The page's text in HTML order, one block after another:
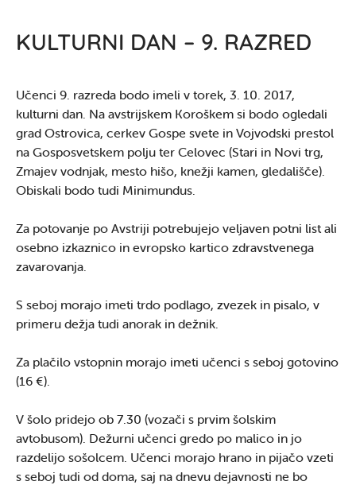
KULTURNI DAN – 9. RAZRED
Učenci 9. razreda bodo imeli v torek, 3. 10. 2017,
kulturni dan. Na avstrijskem Koroškem si bodo ogledali
grad Ostrovica, cerkev Gospe svete in Vojvodski prestol
na Gosposvetskem polju ter Celovec (Stari in Novi trg,
Zmajev vodnjak, mesto hišo, knežji kamen, gledališče).
Obiskali bodo tudi Minimundus.
Za potovanje po Avstriji potrebujejo veljaven potni list ali
osebno izkaznico in evropsko kartico zdravstvenega
zavarovanja.
S seboj morajo imeti trdo podlago, zvezek in pisalo, v
primeru dežja tudi anorak in dežnik.
Za plačilo vstopnin morajo imeti učenci s seboj gotovino
(16 €).
V šolo pridejo ob 7.30 (vozači s prvim šolskim
avtobusom). Dežurni učenci gredo po malico in jo
razdelijo sošolcem. Učenci morajo hrano in pijačo vzeti
s seboj tudi od doma, saj na dnevu dejavnosti ne bo